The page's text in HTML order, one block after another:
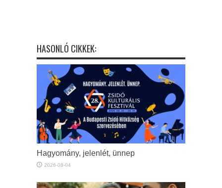
HASONLÓ CIKKEK:
Hagyomány, jelenlét, ünnep
2026-08-04